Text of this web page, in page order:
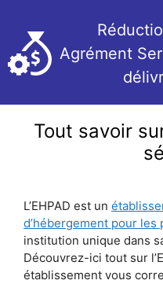
Agrément
Tout savoir
L’EHPAD est un
d’hébergement pour les
institution unique dans
Découvrez-ici tout sur
établissement vous